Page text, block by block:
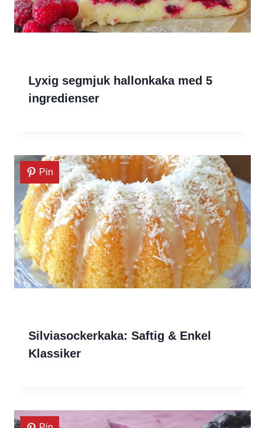
Lyxig segmjuk hallonkaka med 5
ingredienser
Pin
Silviasockerkaka: Saftig & Enkel
Klassiker